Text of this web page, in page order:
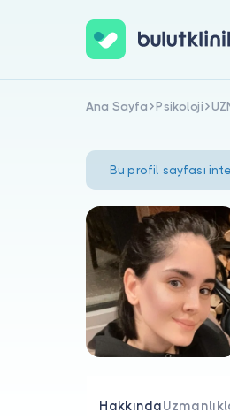
Ana Sayfa Psikoloji
Bu profil sayfası
Hakkında